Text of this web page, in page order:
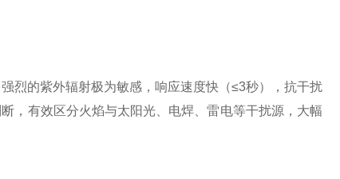
的紫外辐射极为敏感，响应速度快（≤3秒），抗干扰
，有效区分火焰与太阳光、电焊、雷电等干扰源，大幅